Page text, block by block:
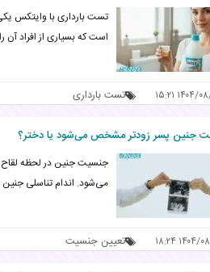
تست بارداری با وایتکس
است که بسیاری از افراد
۲۴ ۱۵:۲۱ تست بارداری
جنین پسر زودتر مشخص می‌شود یا دختر؟
می‌شود. اندام تناسلی جنین پسر حدود ۲ تا
۲۲ ۱۸:۲۴ تعیین جنسیت